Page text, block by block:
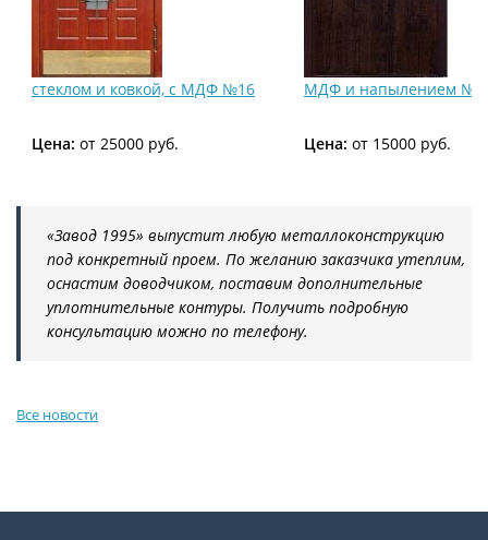
стеклом и ковкой, с МДФ №16 МДФ и напылением
Цена: от 25000 руб. Цена: от 15000 руб.
«Завод 1995» выпустит любую металлоконструкцию
под конкретный проем. По желанию заказчика утеплим,
оснастим доводчиком, поставим дополнительные
уплотнительные контуры. Получить подробную
консультацию можно по телефону.
Все новости